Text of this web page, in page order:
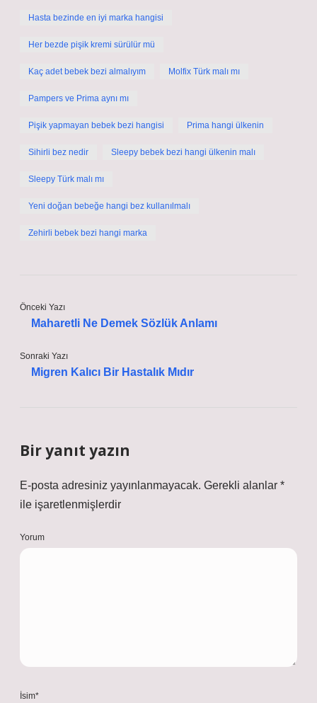
Hasta bezinde en iyi marka hangisi
Her bezde pişik kremi sürülür mü
Kaç adet bebek bezi almalıyım Molfix Türk malı mı
Pampers ve Prima aynı mı
Pişik yapmayan bebek bezi hangisi Prima hangi ülkenin
Sihirli bez nedir Sleepy bebek bezi hangi ülkenin malı
Sleepy Türk malı mı
Yeni doğan bebeğe hangi bez kullanılmalı
Zehirli bebek bezi hangi marka
Önceki Yazı
Maharetli Ne Demek Sözlük Anlamı
Sonraki Yazı
Migren Kalıcı Bir Hastalık Mıdır
Bir yanıt yazın
E-posta adresiniz yayınlanmayacak. Gerekli alanlar *
ile işaretlenmişlerdir
Yorum
İsim*